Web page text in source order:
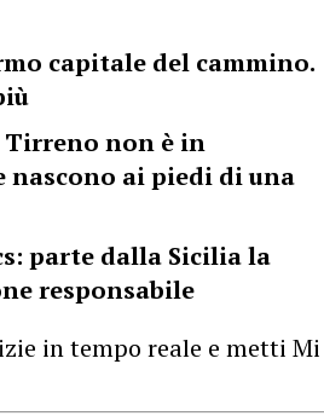
capitale del cammino.
Tirreno non è in
nascono ai piedi di una
parte dalla Sicilia la
responsabile
in tempo reale e metti Mi